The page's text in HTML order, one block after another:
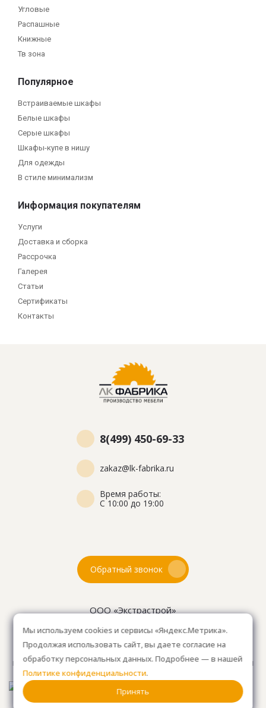
Угловые
Распашные
Книжные
Тв зона
Популярное
Встраиваемые шкафы
Белые шкафы
Серые шкафы
Шкафы-купе в нишу
Для одежды
В стиле минимализм
Информация покупателям
Услуги
Доставка и сборка
Рассрочка
Галерея
Статьи
Сертификаты
Контакты
8(499) 450-69-33
zakaz@lk-fabrika.ru
Время работы:
С 10:00 до 19:00
Обратный звонок
ООО «Экстрастрой»
ОГРН 1157746804753
Как проехать: 15км от Мкад, в среднем 10-15 мин. на
машине.Для клиентов без авто, оплачиваем такси
от м. Анино.
Мы используем cookies и сервисы «Яндекс.Метрика».
Продолжая использовать сайт, вы даете согласие на
обработку персональных данных. Подробнее — в нашей
Политике конфиденциальности.
Принять